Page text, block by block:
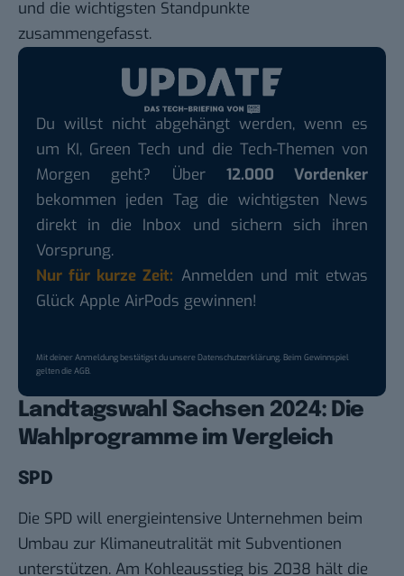
und die wichtigsten Standpunkte
zusammengefasst.
Du willst nicht abgehängt werden, wenn es
um KI, Green Tech und die Tech-Themen von
Morgen geht? Über 12.000 Vordenker
bekommen jeden Tag die wichtigsten News
direkt in die Inbox und sichern sich ihren
Vorsprung.
Nur für kurze Zeit: Anmelden und mit etwas
Glück Apple AirPods gewinnen!
Mit deiner Anmeldung bestätigst du unsereDatenschutzerklärung. Beim Gewinnspiel
gelten dieAGB.
Landtagswahl Sachsen 2024: Die
Wahlprogramme im Vergleich
SPD
Die SPD will energieintensive Unternehmen beim
Umbau zur Klimaneutralität mit Subventionen
unterstützen. Am Kohleausstieg bis 2038 hält die